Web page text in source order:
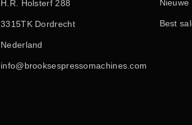
H.R. Holsterf 288
3315TK Dordrecht
Nederland
info@brooksespressomachines.com
Best